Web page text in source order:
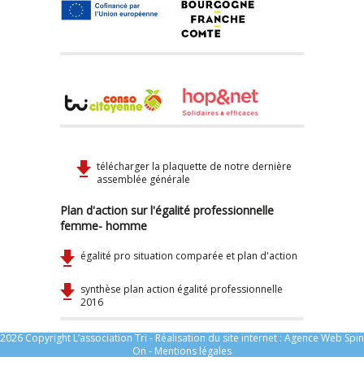
télécharger la plaquette de notre dernière
assemblée générale
Plan d'action sur l'égalité professionnelle
femme- homme
égalité pro situation comparée et plan d'action
synthèse plan action égalité professionnelle
2016
2026 Copyright L’association Tri - Réalisation du site internet : Agence Web Spin
On - Mentions légales